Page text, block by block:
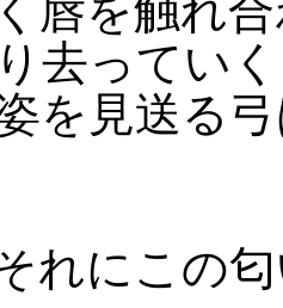
唇を触れ
去ってい
を見送る
にこの匂